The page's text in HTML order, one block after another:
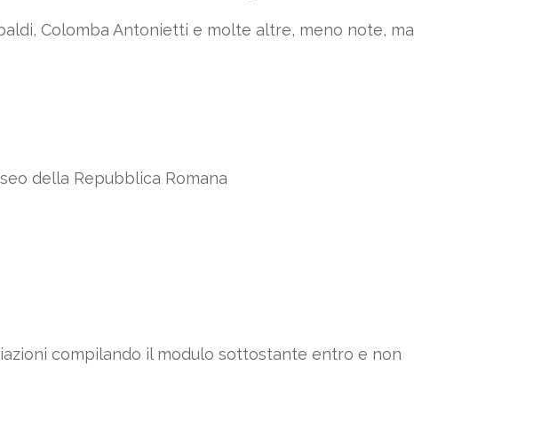
Colomba Antonietti e molte altre, meno note, ma
della Repubblica Romana
compilando il modulo sottostante entro e non